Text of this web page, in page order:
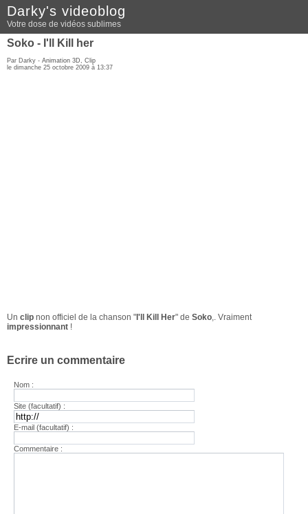
Darky's videoblog
Votre dose de vidéos sublimes
Soko - I'll Kill her
Par Darky - Animation 3D, Clip
le dimanche 25 octobre 2009 à 13:37
Un clip non officiel de la chanson " I'll Kill Her" de Soko,. Vraiment
impressionnant !
Ecrire un commentaire
Nom :
Site (facultatif) :
E-mail (facultatif) :
Commentaire :